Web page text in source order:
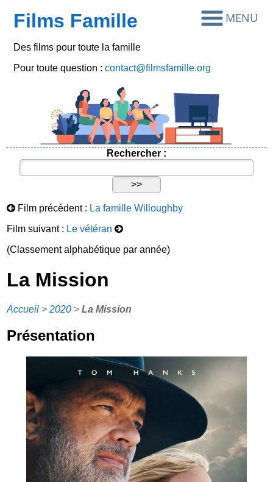
Films Famille
Des films pour toute la famille
Pour toute question :contact@filmsfamille.org
Rechercher :
Film précédent : La famille Willoughby
Film suivant : Le vétéran
(Classement alphabétique par année)
La Mission
Accueil >2020 >La Mission
Présentation